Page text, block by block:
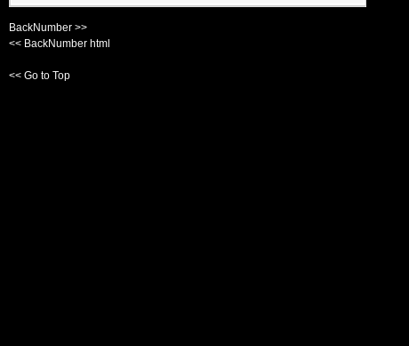
BackNumber >>
<< BackNumber html
<< Go to Top